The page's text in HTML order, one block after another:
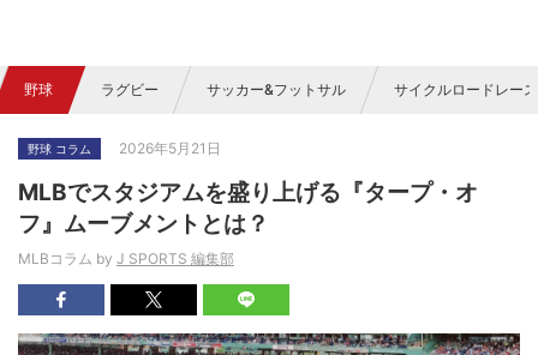
野球 ラグビー サッカー&フットサル サイクルロードレース
野球 コラム 2026年5月21日
MLBでスタジアムを盛り上げる『タープ・オ
フ』ムーブメントとは？
MLBコラム by J SPORTS 編集部